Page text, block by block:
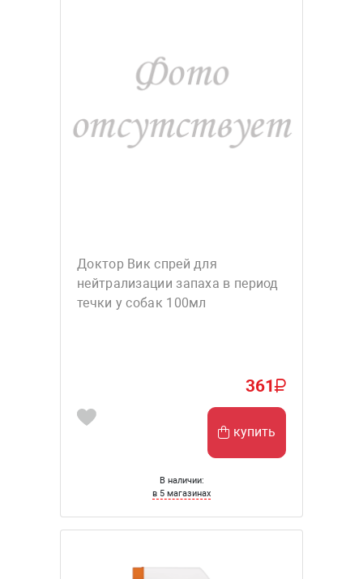
Доктор Вик спрей для
нейтрализации запаха в период
течки у собак 100мл
361
купить
В наличии:
в 5 магазинах